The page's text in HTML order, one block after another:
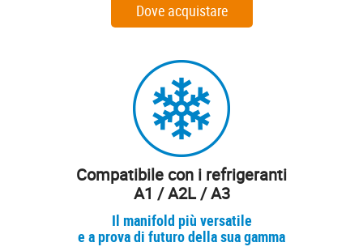
Dove acquistare
Compatibile con i refrigeranti
A1 / A2L / A3
Il manifold più versatile
e a prova di futuro della sua gamma